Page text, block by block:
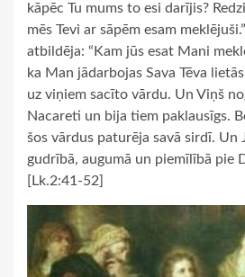
kāpēc Tu mums to esi darījis?
mēs Tevi ar sāpēm esam
atbildēja: “Kam jūs esat Mani
ka Man jādarbojas Sava Tēva
uz viņiem sacīto vārdu. Un Viņš
Nacareti un bija tiem paklausīgs.
šos vārdus paturēja savā sirdī. Un
gudrībā, augumā un piemīlībā pie
[Lk.2:41-52]